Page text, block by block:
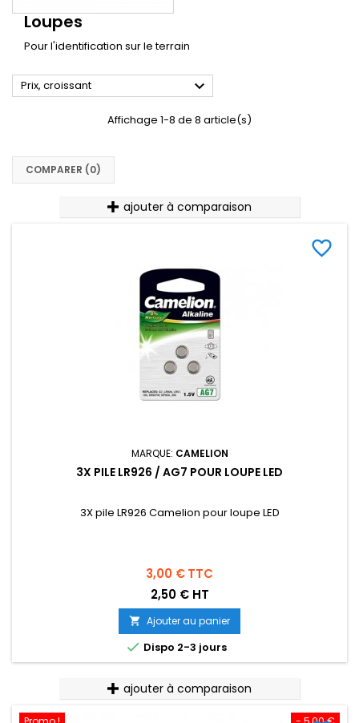
Loupes
Pour l'identification sur le terrain
Prix, croissant 
Affichage 1-8 de 8 article(s)
COMPARER (0)‎
ajouter à comparaison
favorite_border
MARQUE: CAMELION
3X PILE LR926 / AG7 POUR LOUPE LED
3X pile LR926 Camelion pour loupe LED
Prix
3,00 €TTC
2,50 € HT
 Ajouter au panier
 Dispo 2-3 jours
ajouter à comparaison